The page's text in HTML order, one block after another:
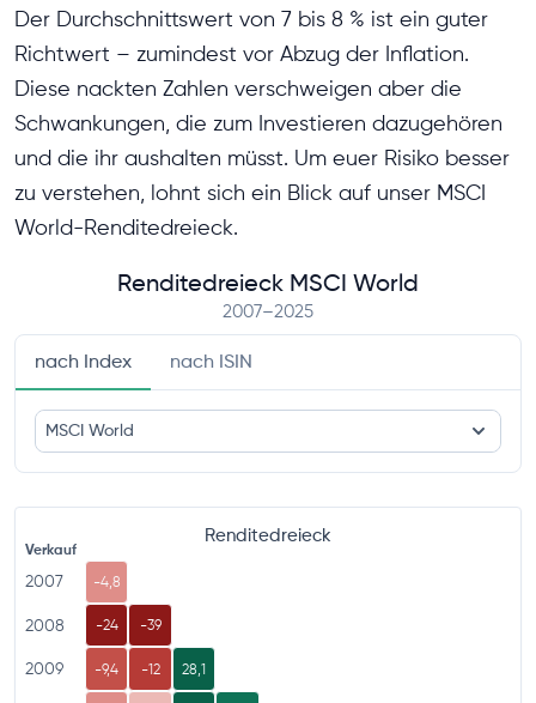
Der Durchschnittswert von 7 bis 8 % ist ein guter
Richtwert – zumindest vor Abzug der Inflation.
Diese nackten Zahlen verschweigen aber die
Schwankungen, die zum Investieren dazugehören
und die ihr aushalten müsst. Um euer Risiko besser
zu verstehen, lohnt sich ein Blick auf unser MSCI
World-Renditedreieck.
Renditedreieck MSCI World
2007–2025
nach Index nach ISIN
MSCI World
Renditedreieck
Verkauf
2007 -4,8
2008 -24 -39
2009 -9,4 -12 28,1